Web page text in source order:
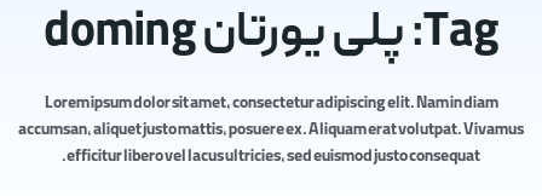
Tag: پلی یورتان doming
Lorem ipsum dolor sit amet, consectetur adipiscing elit. Nam in diam
accumsan, aliquet justo mattis, posuere ex. Aliquam erat volutpat. Vivamus
efficitur libero vel lacus ultricies, sed euismod justo consequat.